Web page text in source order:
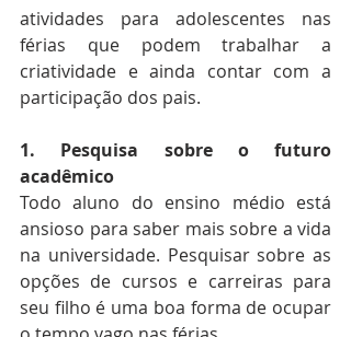
atividades para adolescentes nas
férias que podem trabalhar a
criatividade e ainda contar com a
participação dos pais.
1. Pesquisa sobre o futuro
acadêmico
Todo aluno do ensino médio está
ansioso para saber mais sobre a vida
na universidade. Pesquisar sobre as
opções de cursos e carreiras para
seu filho é uma boa forma de ocupar